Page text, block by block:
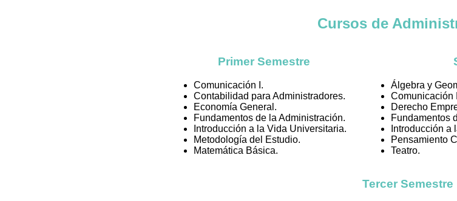
Cursos de
Primer Semestre
Comunicación I.
Contabilidad para Administradores.
Economía General.
Fundamentos de la Administración.
Introducción a la Vida Universitaria.
Metodología del Estudio.
Matemática Básica.
Álgebra y
Comunicación
Derecho
Fundamentos
Introducción a
Pensamiento
Teatro.
Tercer Semestre